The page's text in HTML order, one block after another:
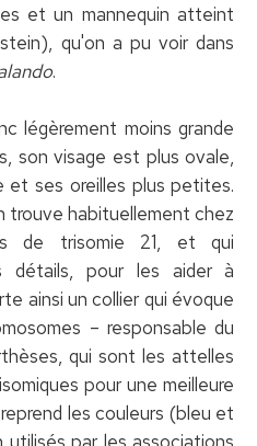
et un mannequin atteint
qu'on a pu voir dans
.
légèrement moins grande
son visage est plus ovale,
et ses oreilles plus petites.
trouve habituellement chez
de trisomie 21, et qui
détails, pour les aider à
ainsi un collier qui évoque
– responsable du
qui sont les attelles
pour une meilleure
les couleurs (bleu et